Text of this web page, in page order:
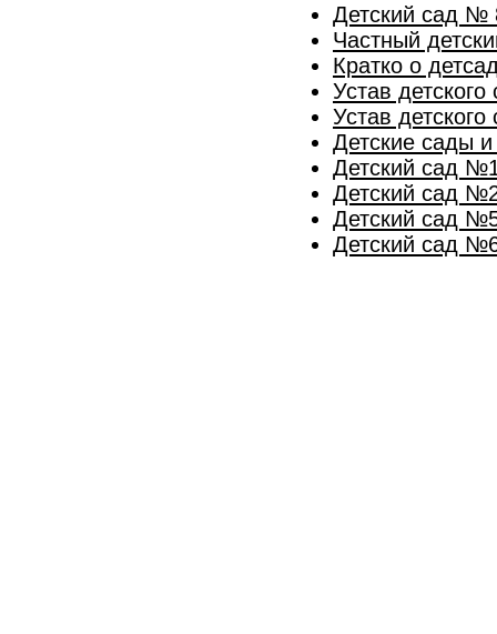
Детский сад №
Частный
Кратко о
Устав
Устав
Детские сады
Детский сад
Детский сад
Детский сад
Детский сад